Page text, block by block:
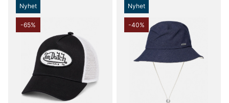
Nyhet
-65%
Nyhet
-40%